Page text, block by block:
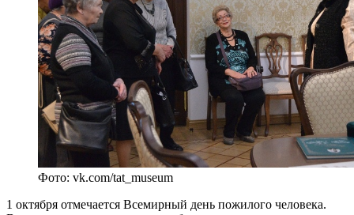
Фото: vk.com/tat_museum
1 октября отмечается Всемирный день пожилого человека.